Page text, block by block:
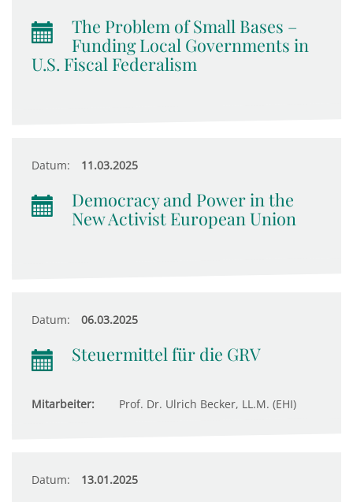
The Problem of Small Bases –
Funding Local Governments in
U.S. Fiscal Federalism
Datum: 11.03.2025
Democracy and Power in the
New Activist European Union
Datum: 06.03.2025
Steuermittel für die GRV
Mitarbeiter: Prof. Dr. Ulrich Becker, LL.M. (EHI)
Datum: 13.01.2025